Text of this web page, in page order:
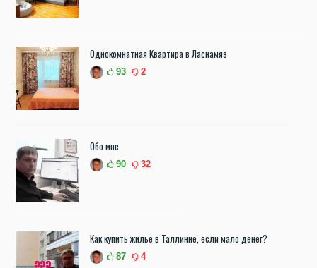
Однокомнатная Квартира в Ласнамяэ
93 2
Обо мне
90 32
Как купить жилье в Таллинне, если мало денег?
87 4